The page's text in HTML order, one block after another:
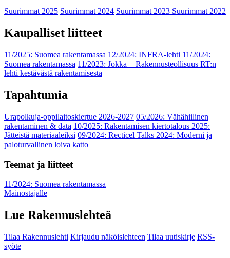
Suurimmat 2025 Suurimmat 2024 Suurimmat 2023 Suurimmat 2022
Kaupalliset liitteet
11/2025: Suomea rakentamassa 12/2024: INFRA-lehti 11/2024:
Suomea rakentamassa 11/2023: Jokka − Rakennusteollisuus RT:n
lehti kestävästä rakentamisesta
Tapahtumia
Urapolkuja-oppilaitoskiertue 2026-2027 05/2026: Vähähiilinen
rakentaminen & data 10/2025: Rakentamisen kiertotalous 2025:
Jätteistä materiaaleiksi 09/2024: Recticel Talks 2024: Moderni ja
paloturvallinen loiva katto
Teemat ja liitteet
11/2024: Suomea rakentamassa
Mainostajalle
Lue Rakennuslehteä
Tilaa Rakennuslehti Kirjaudu näköislehteen Tilaa uutiskirje RSS-
syöte